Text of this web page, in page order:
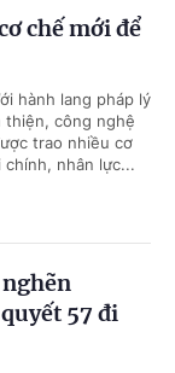
chế mới để
hành lang pháp lý
thiện, công nghệ
trao nhiều cơ
nhân lực...
57 đi